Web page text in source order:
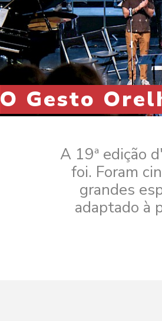
O Gesto
A 19ª edição
foi. Foram
grandes
adaptado à